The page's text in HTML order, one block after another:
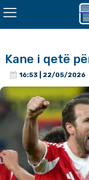
Kane i qetë
16:53 | 22/05/2026